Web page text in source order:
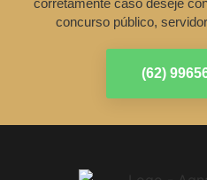
concurso público,
(62)